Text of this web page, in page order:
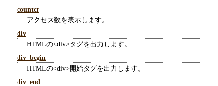
counter
アクセス数を表示します。
div
HTMLの<div>タグを出力します。
div_begin
HTMLの<div>開始タグを出力します。
div_end